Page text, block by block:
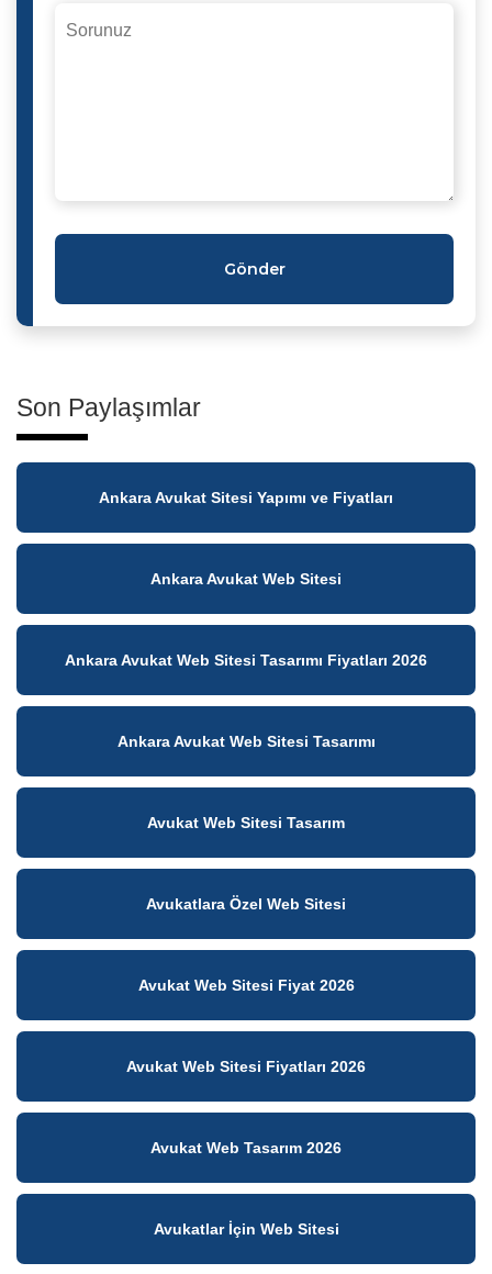
Gönder
Son Paylaşımlar
Ankara Avukat Sitesi Yapımı ve Fiyatları
Ankara Avukat Web Sitesi
Ankara Avukat Web Sitesi Tasarımı Fiyatları 2026
Ankara Avukat Web Sitesi Tasarımı
Avukat Web Sitesi Tasarım
Avukatlara Özel Web Sitesi
Avukat Web Sitesi Fiyat 2026
Avukat Web Sitesi Fiyatları 2026
Avukat Web Tasarım 2026
Avukatlar İçin Web Sitesi